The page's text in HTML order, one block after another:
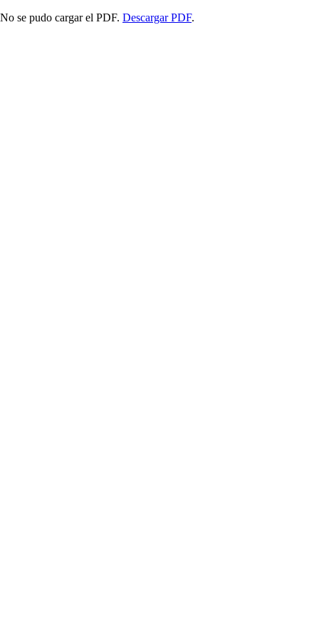
No se pudo cargar el PDF. Descargar PDF.